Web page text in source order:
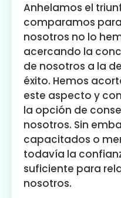
Anhelamos el
comparamos
nosotros no lo
acercando la
de nosotros a la
éxito. Hemos
este aspecto y
la opción de
nosotros. Sin
capacitados o
todavía la
suficiente para
nosotros.